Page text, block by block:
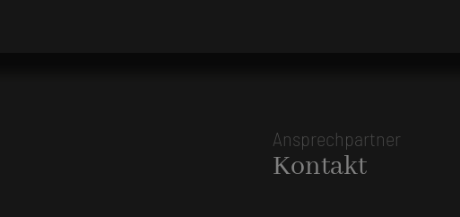
Ansprechpartner
Kontakt